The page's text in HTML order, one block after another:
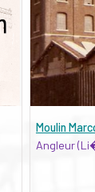
Moulin
Angleur